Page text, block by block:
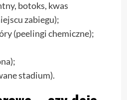
botoks, kwas
zabiegu);
(peelingi chemiczne);
stadium).